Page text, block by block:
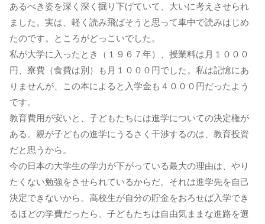
あるべき姿を深く深く掘り下げていて、大いに考えさせられ
ました。実は、軽く読み飛ばそうと思って車中で読みはじめ
たのです。ところがどっこいでした。
私が大学に入ったとき（１９６７年）、授業料は月１０００
円、寮費（食費は別）も月１０００円でした。私は記憶にあ
りませんが、この本によると入学金も４０００円だったよう
です。
教育費用が安いと、子どもたちには進学についての決定権が
ある。親が子どもの進学にうるさく干渉するのは、教育投資
だと思うから。
今の日本の大学生の学力が下がっている最大の理由は、やり
たくない勉強をさせられているからだ。それは進学先を自己
決定できないから。高校生が自分の貯金をおろせば入学でき
るほどの学費だったら、子どもたちは自由気ままな進路を選